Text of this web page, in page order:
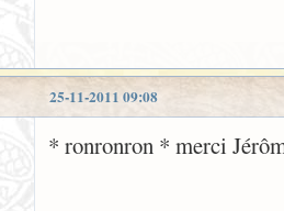
25-11-2011 09:08
* ronronron * merci